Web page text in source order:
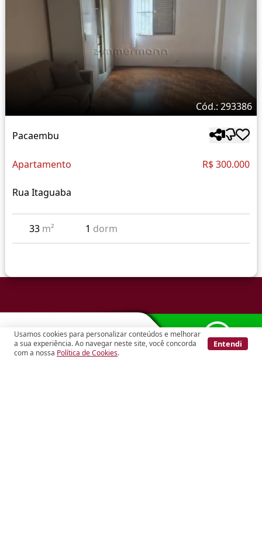
Usamos cookies para personalizar conteúdos e melhorar
a sua experiência. Ao navegar neste site, você concorda
com a nossa Política de Cookies.
Entendi
Cód.: 293386
Pacaembu
Apartamento R$ 300.000
Rua Itaguaba
33 m² 1 dorm
ACESSO